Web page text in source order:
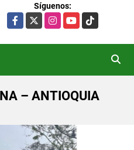
Síguenos:
Facebook
X InstagramYouTubeTikTok
– ANTIOQUIA